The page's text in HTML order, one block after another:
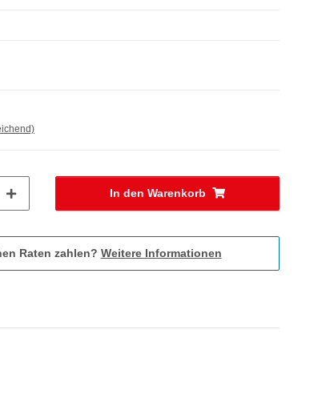
In den Warenkorb
Raten zahlen? Weitere Informationen